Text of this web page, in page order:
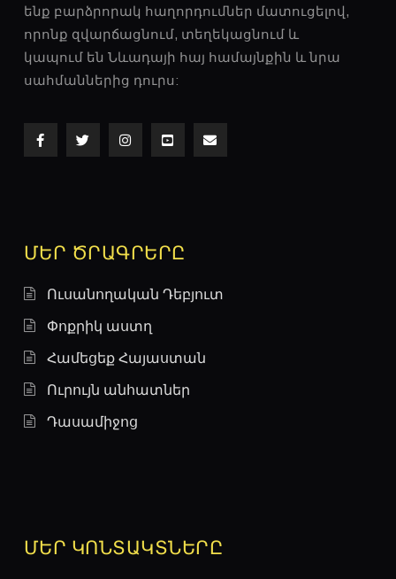
ենք բարձրորակ հաղորդումներ մատուցելով,
որոնք զվարճացնում, տեղեկացնում և
կապում են Նևադայի հայ համայնքին և նրա
սահմաններից դուրս:
ՄԵՐ ԾՐԱԳՐԵՐԸ
Ուսանողական Դեբյուտ
Փոքրիկ աստղ
Համեցեք Հայաստան
Ուրույն անհատներ
Դասամիջոց
ՄԵՐ ԿՈՆՏԱԿՏՆԵՐԸ